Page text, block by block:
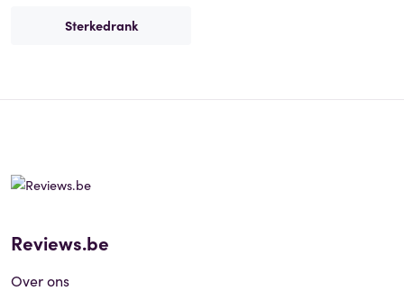
Sterkedrank
Reviews.be
Over ons